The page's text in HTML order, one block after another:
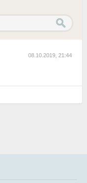
08.10.2019, 21:44